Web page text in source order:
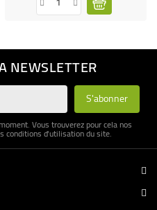
NEWSLETTER
Vous trouverez pour cela nos
conditions d'utilisation du site.